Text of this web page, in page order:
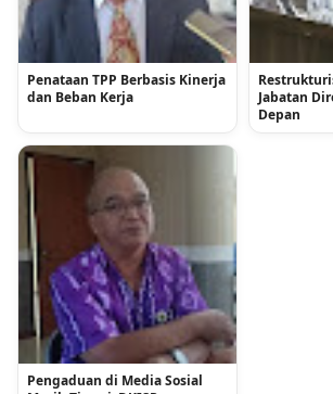
Penataan TPP Berbasis Kinerja
dan Beban Kerja
Jabatan
Depan
Pengaduan di Media Sosial